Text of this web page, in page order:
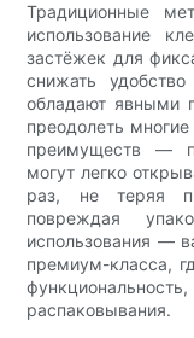
Традиционные
использование
застёжек для
снижать
обладают явными
преодолеть
преимуществ —
могут легко
раз, не теряя
повреждая
использования —
премиум-класса,
распаковывания.